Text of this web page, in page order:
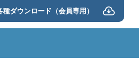
種ダウンロード（会員専用）